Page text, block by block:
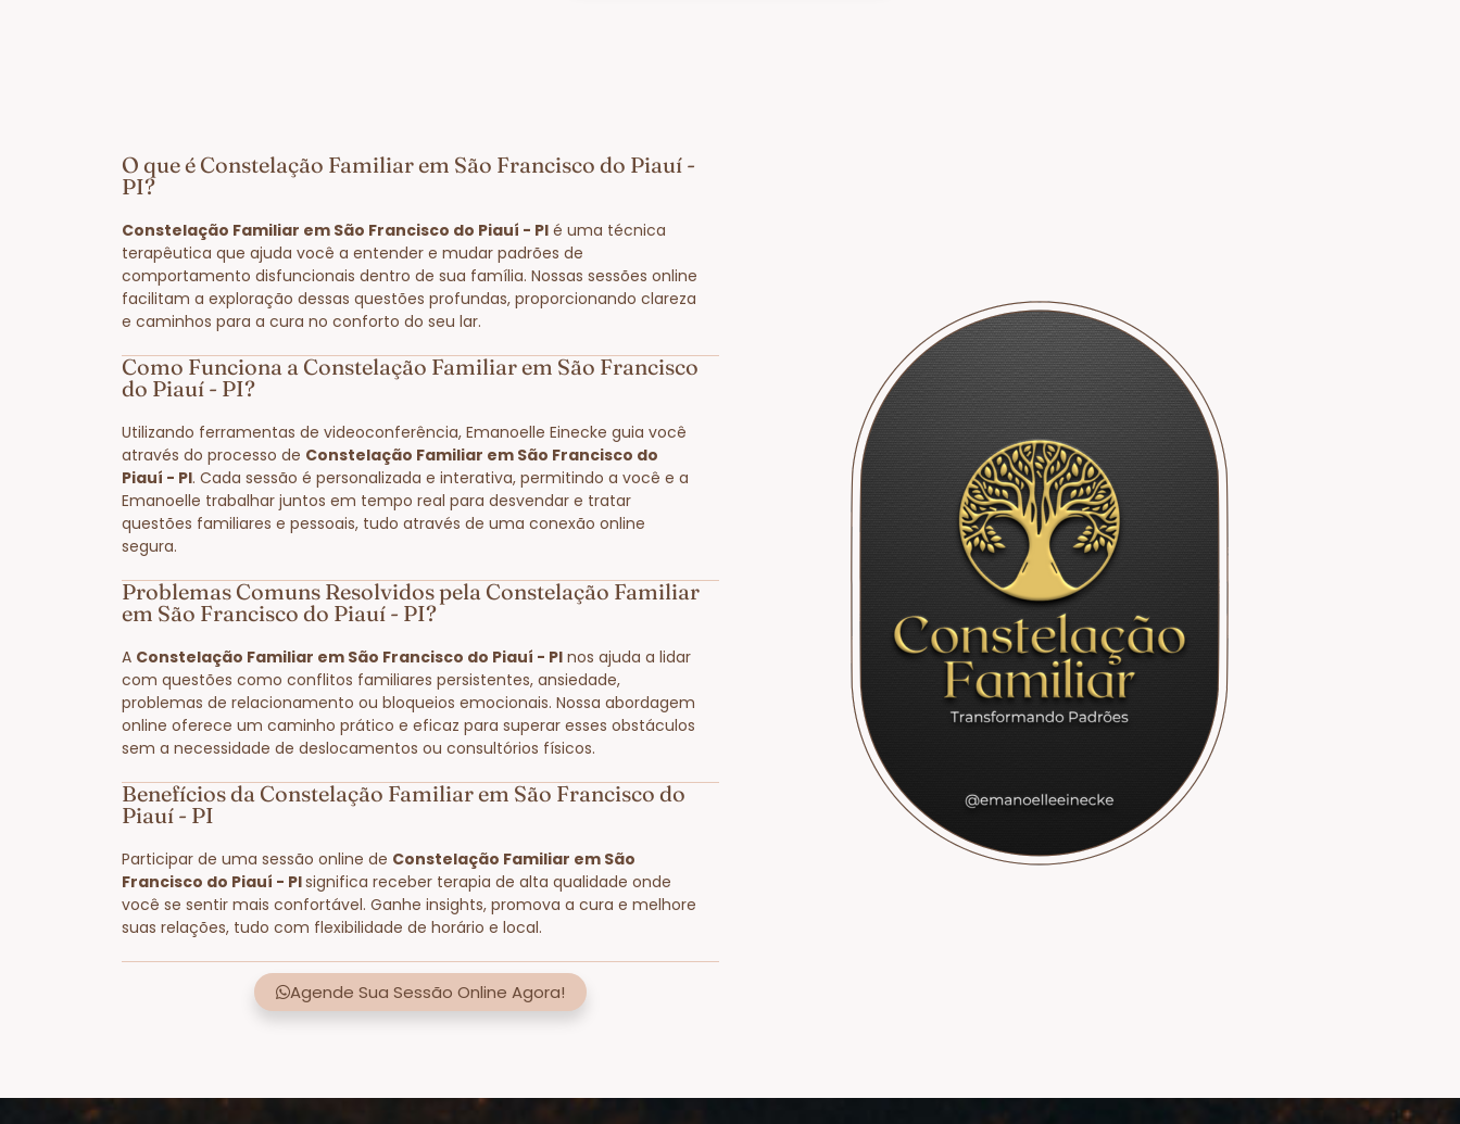
O que é Constelação Familiar em São Francisco do Piauí -
PI?
Constelação Familiar em São Francisco do Piauí - PI é uma técnica
terapêutica que ajuda você a entender e mudar padrões de
comportamento disfuncionais dentro de sua família. Nossas sessões online
facilitam a exploração dessas questões profundas, proporcionando clareza
e caminhos para a cura no conforto do seu lar.
Como Funciona a Constelação Familiar em São Francisco
do Piauí - PI?
Utilizando ferramentas de videoconferência, Emanoelle Einecke guia você
através do processo de Constelação Familiar em São Francisco do
Piauí - PI. Cada sessão é personalizada e interativa, permitindo a você e a
Emanoelle trabalhar juntos em tempo real para desvendar e tratar
questões familiares e pessoais, tudo através de uma conexão online
segura.
Problemas Comuns Resolvidos pela Constelação Familiar
em São Francisco do Piauí - PI?
A Constelação Familiar em São Francisco do Piauí - PI nos ajuda a lidar
com questões como conflitos familiares persistentes, ansiedade,
problemas de relacionamento ou bloqueios emocionais. Nossa abordagem
online oferece um caminho prático e eficaz para superar esses obstáculos
sem a necessidade de deslocamentos ou consultórios físicos.
Benefícios da Constelação Familiar em São Francisco do
Piauí - PI
Participar de uma sessão online de Constelação Familiar em São
Francisco do Piauí - PIsignifica receber terapia de alta qualidade onde
você se sentir mais confortável. Ganhe insights, promova a cura e melhore
suas relações, tudo com flexibilidade de horário e local.
Agende Sua Sessão Online Agora!